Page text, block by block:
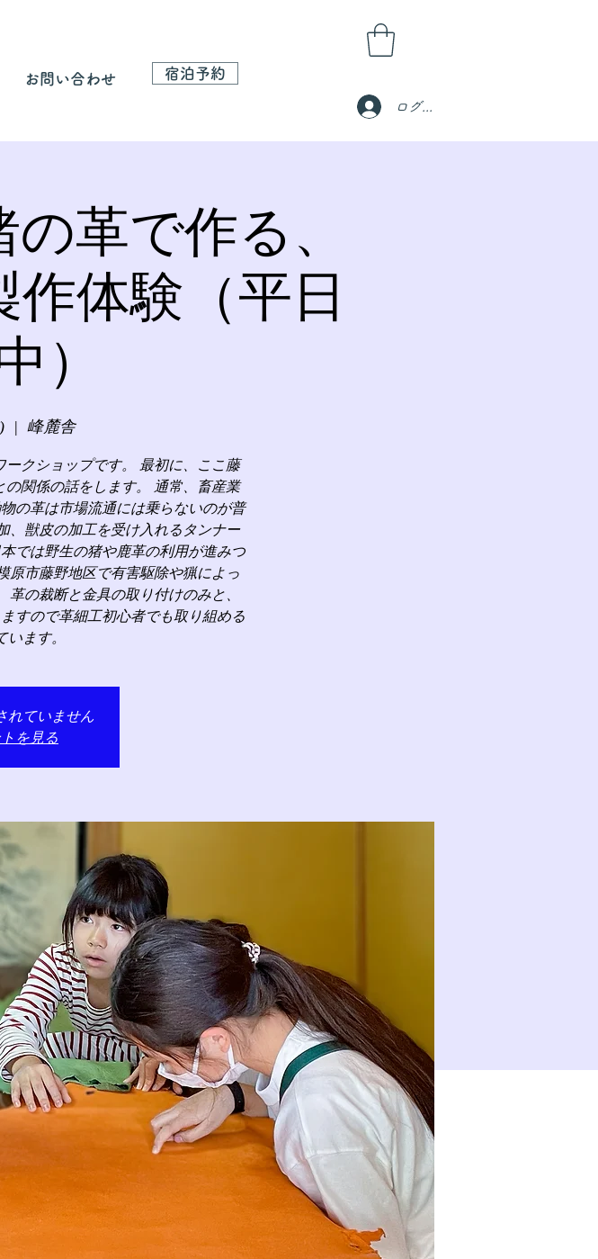
お問い合わせ 宿泊予約
ログイン
革で作る、
体験（平日
）
  |
峰麓舎
クショップです。 最初に、ここ藤
関係の話をします。 通常、畜産業
の革は市場流通には乗らないのが普
、獣皮の加工を受け入れるタンナー
では野生の猪や鹿革の利用が進みつ
原市藤野地区で有害駆除や猟によっ
の裁断と金具の取り付けのみと、
すので革細工初心者でも取り組める
います。
れていません
を見る